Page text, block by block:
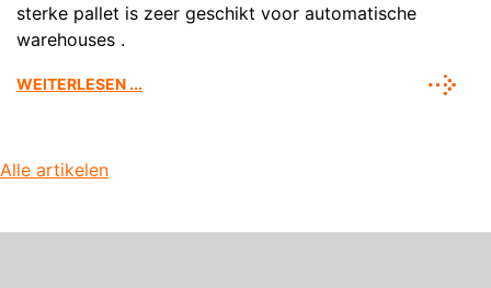
sterke pallet is zeer geschikt voor automatische
warehouses .
WEITERLESEN ...
Alle artikelen